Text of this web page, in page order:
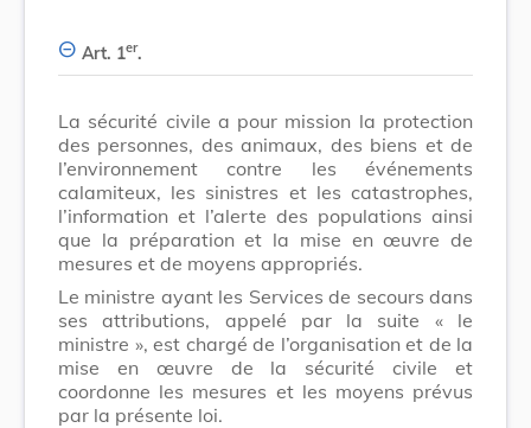
Art. 1er.
La sécurité civile a pour mission la protection
des personnes, des animaux, des biens et de
l’environnement contre les événements
calamiteux, les sinistres et les catastrophes,
l’information et l’alerte des populations ainsi
que la préparation et la mise en œuvre de
mesures et de moyens appropriés.
Le ministre ayant les Services de secours dans
ses attributions, appelé par la suite « le
ministre », est chargé de l’organisation et de la
mise en œuvre de la sécurité civile et
coordonne les mesures et les moyens prévus
par la présente loi.